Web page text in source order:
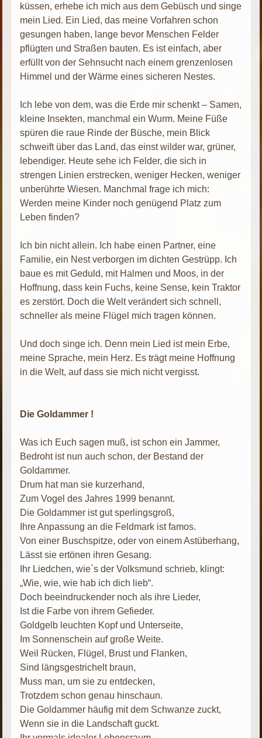
küssen, erhebe ich mich aus dem Gebüsch und singe
mein Lied. Ein Lied, das meine Vorfahren schon
gesungen haben, lange bevor Menschen Felder
pflügten und Straßen bauten. Es ist einfach, aber
erfüllt von der Sehnsucht nach einem grenzenlosen
Himmel und der Wärme eines sicheren Nestes.
Ich lebe von dem, was die Erde mir schenkt – Samen,
kleine Insekten, manchmal ein Wurm. Meine Füße
spüren die raue Rinde der Büsche, mein Blick
schweift über das Land, das einst wilder war, grüner,
lebendiger. Heute sehe ich Felder, die sich in
strengen Linien erstrecken, weniger Hecken, weniger
unberührte Wiesen. Manchmal frage ich mich:
Werden meine Kinder noch genügend Platz zum
Leben finden?
Ich bin nicht allein. Ich habe einen Partner, eine
Familie, ein Nest verborgen im dichten Gestrüpp. Ich
baue es mit Geduld, mit Halmen und Moos, in der
Hoffnung, dass kein Fuchs, keine Sense, kein Traktor
es zerstört. Doch die Welt verändert sich schnell,
schneller als meine Flügel mich tragen können.
Und doch singe ich. Denn mein Lied ist mein Erbe,
meine Sprache, mein Herz. Es trägt meine Hoffnung
in die Welt, auf dass sie mich nicht vergisst.
Die Goldammer !
Was ich Euch sagen muß, ist schon ein Jammer,
Bedroht ist nun auch schon, der Bestand der
Goldammer.
Drum hat man sie kurzerhand,
Zum Vogel des Jahres 1999 benannt.
Die Goldammer ist gut sperlingsgroß,
Ihre Anpassung an die Feldmark ist famos.
Von einer Buschspitze, oder von einem Astüberhang,
Lässt sie ertönen ihren Gesang.
Ihr Liedchen, wie`s der Volksmund schrieb, klingt:
„Wie, wie, wie hab ich dich lieb“.
Doch beeindruckender noch als ihre Lieder,
Ist die Farbe von ihrem Gefieder.
Goldgelb leuchten Kopf und Unterseite,
Im Sonnenschein auf große Weite.
Weil Rücken, Flügel, Brust und Flanken,
Sind längsgestrichelt braun,
Muss man, um sie zu entdecken,
Trotzdem schon genau hinschaun.
Die Goldammer häufig mit dem Schwanze zuckt,
Wenn sie in die Landschaft guckt.